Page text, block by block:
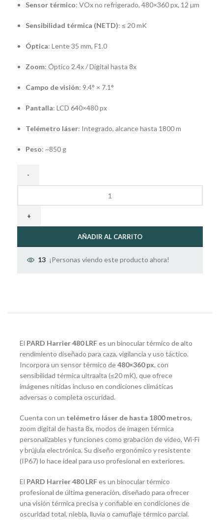
Sensor térmico: VOx no refrigerado, 480×360 px, 12 µm
Sensibilidad térmica (NETD): ≤ 20 mK
Óptica: Lente 35 mm, F1.0
Zoom: Óptico 2.4x / Digital hasta 8x
Campo de visión: 9.4° × 7.1°
Pantalla: LCD 640×480 px
Telémetro láser: Integrado, alcance hasta 1800 m
Peso: ~850 g
AÑADIR AL CARRITO
13 ¡Personas viendo este producto ahora!
El PARD Harrier 480 LRFes un binocular térmico de alto
rendimiento diseñado para caza, vigilancia y uso táctico.
Incorpora un sensor térmico de480×360 px, con
sensibilidad térmica ultraalta (≤20 mK), que ofrece
imágenes nítidas incluso en condiciones climáticas
adversas o completa oscuridad.
Cuenta con un telémetro láser de hasta 1800 metros,
zoom digital de hasta 8x, modos de imagen térmica
personalizables y funciones como grabación de vídeo, Wi-Fi
y brújula electrónica. Su diseño ergonómico y resistente
(IP67) lo hace ideal para uso profesional en exteriores.
El PARD Harrier 480 LRFes un binocular térmico
profesional de última generación, diseñado para ofrecer
una visión térmica precisa y confiable en condiciones de
oscuridad total, niebla, lluvia o camuflaje térmico parcial.